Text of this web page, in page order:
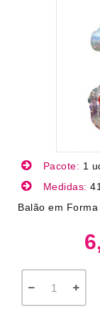
Pacote: 1
Medidas:
Balão em